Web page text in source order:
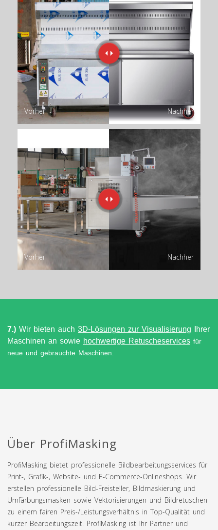
Nachher
Vorher
Nachher
Vorher
7.) Wir bieten auch 3D-Lösungen zur Visualisierung Ihrer
Maschinen an sowie hochwertige Retuscheservices für
neue und gebrauchte Maschinen.
Über ProfiMasking
ProfiMasking bietet professionelle Bildbearbeitungsservices für
Print-, Grafik-, Website- und E-Commerce-Onlineshops. Wir
erstellen professionelle Bild-Freisteller, Bildmaskierung und
Umfärbungsmasken sowie Vektorisierungen und Bildretuschen
zu einem fairen Preis-/Leistungsverhältnis in Top-Qualität und
kurzer Bearbeitungszeit. ProfiMasking ist Ihr Partner und